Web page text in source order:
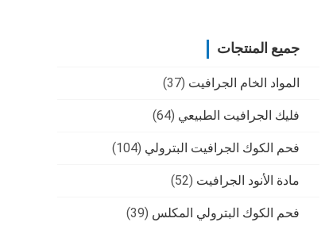
جميع المنتجات
المواد الخام الجرافيت (37)
فليك الجرافيت الطبيعي (64)
فحم الكوك الجرافيت البترولي (104)
مادة الأنود الجرافيت (52)
فحم الكوك البترولي المكلس (39)